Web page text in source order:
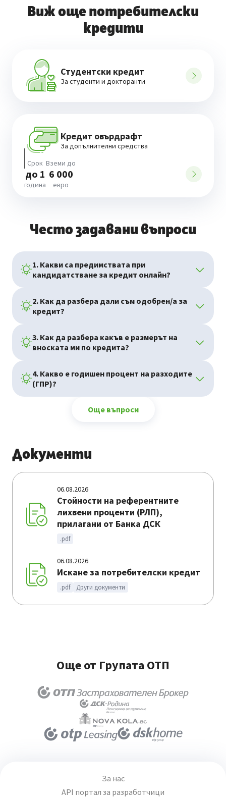
Виж още потребителски
кредити
Студентски кредит
За студенти и докторанти
Кредит овърдрафт
За допълнителни средства
Срок
до 1
година
Вземи до
6 000
евро
Често задавани въпроси
1. Какви са предимствата при
кандидатстване за кредит онлайн?
2. Как да разбера дали съм одобрен/а за
кредит?
3. Как да разбера какъв е размерът на
вноската ми по кредита?
4. Какво е годишен процент на разходите
(ГПР)?
Още въпроси
Документи
06.08.2026
Стойности на референтните
лихвени проценти (РЛП),
прилагани от Банка ДСК
.pdf
06.08.2026
Искане за потребителски кредит
.pdf Други документи
Още от Групата ОТП
За нас
API портал за разработчици